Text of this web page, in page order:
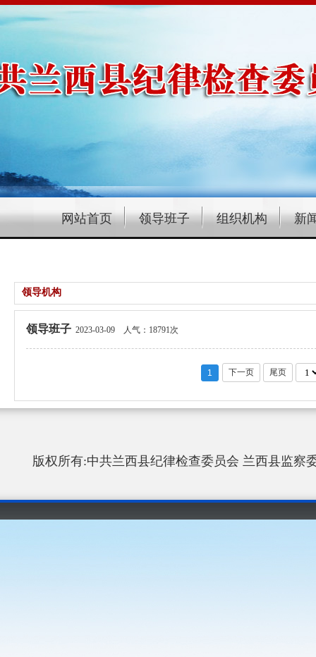
网站首页 领导班子 组织机构 新
领导机构
领导班子 2023-03-09 人气：18791次
1 下一页 尾页
版权所有:中共兰西县纪律检查委员会 兰西县监察